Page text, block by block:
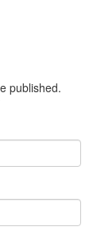
published.